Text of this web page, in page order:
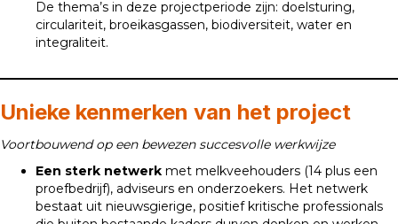
De thema’s in deze projectperiode zijn: doelsturing,
circulariteit, broeikasgassen, biodiversiteit, water en
integraliteit.
Unieke kenmerken van het project
Voortbouwend op een bewezen succesvolle werkwijze
Een sterk netwerk met melkveehouders (14 plus een
proefbedrijf), adviseurs en onderzoekers. Het netwerk
bestaat uit nieuwsgierige, positief kritische professionals